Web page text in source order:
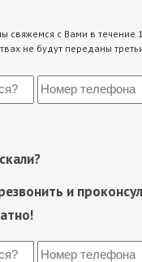
свяжемся с Вами в течение
не будут переданы
и